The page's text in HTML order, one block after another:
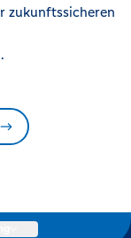
zukunftssicheren